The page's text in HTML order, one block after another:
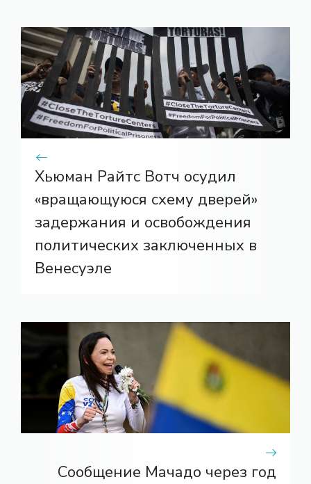
Хьюман Райтс Вотч осудил
«вращающуюся схему дверей»
задержания и освобождения
политических заключенных в
Венесуэле
Сообщение Мачадо через год